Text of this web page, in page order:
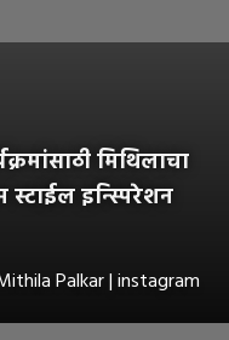
मिथिलाचा
स्टाईल इन्स्पिरेशन
Palkar | instagram